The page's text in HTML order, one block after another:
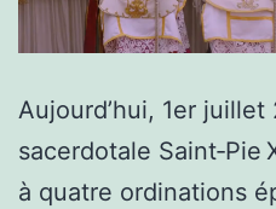
Aujourd’hui, 1er
sacerdotale Saint‑Pie
à quatre ordinations